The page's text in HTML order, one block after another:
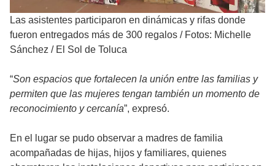
Las asistentes participaron en dinámicas y rifas donde
fueron entregados más de 300 regalos / Fotos: Michelle
Sánchez / El Sol de Toluca
“Son espacios que fortalecen la unión entre las familias y
permiten que las mujeres tengan también un momento de
reconocimiento y cercanía”, expresó.
En el lugar se pudo observar a madres de familia
acompañadas de hijas, hijos y familiares, quienes